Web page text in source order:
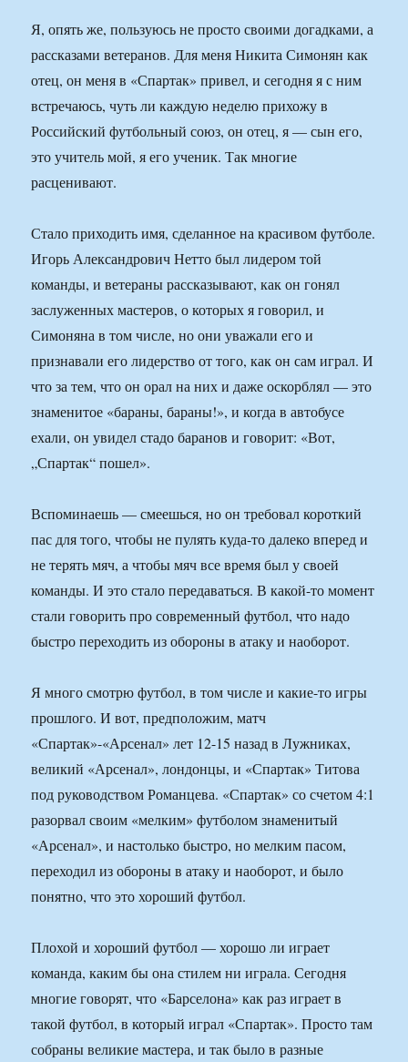
Я, опять же, пользуюсь не просто своими догадками, а
рассказами ветеранов. Для меня Никита Симонян как
отец, он меня в «Спартак» привел, и сегодня я с ним
встречаюсь, чуть ли каждую неделю прихожу в
Российский футбольный союз, он отец, я — сын его,
это учитель мой, я его ученик. Так многие
расценивают.
Стало приходить имя, сделанное на красивом футболе.
Игорь Александрович Нетто был лидером той
команды, и ветераны рассказывают, как он гонял
заслуженных мастеров, о которых я говорил, и
Симоняна в том числе, но они уважали его и
признавали его лидерство от того, как он сам играл. И
что за тем, что он орал на них и даже оскорблял — это
знаменитое «бараны, бараны!», и когда в автобусе
ехали, он увидел стадо баранов и говорит: «Вот,
„Спартак“ пошел».
Вспоминаешь — смеешься, но он требовал короткий
пас для того, чтобы не пулять куда-то далеко вперед и
не терять мяч, а чтобы мяч все время был у своей
команды. И это стало передаваться. В какой-то момент
стали говорить про современный футбол, что надо
быстро переходить из обороны в атаку и наоборот.
Я много смотрю футбол, в том числе и какие-то игры
прошлого. И вот, предположим, матч
«Спартак»-«Арсенал» лет 12-15 назад в Лужниках,
великий «Арсенал», лондонцы, и «Спартак» Титова
под руководством Романцева. «Спартак» со счетом 4:1
разорвал своим «мелким» футболом знаменитый
«Арсенал», и настолько быстро, но мелким пасом,
переходил из обороны в атаку и наоборот, и было
понятно, что это хороший футбол.
Плохой и хороший футбол — хорошо ли играет
команда, каким бы она стилем ни играла. Сегодня
многие говорят, что «Барселона» как раз играет в
такой футбол, в который играл «Спартак». Просто там
собраны великие мастера, и так было в разные